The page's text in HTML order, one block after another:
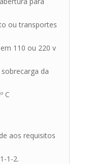
ou transportes
110 ou 220 v
da
C
aos requisitos
1-2.